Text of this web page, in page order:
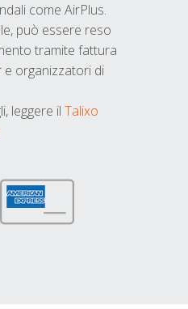
come AirPlus.
può essere reso
tramite fattura
organizzatori di
leggere il Talixo